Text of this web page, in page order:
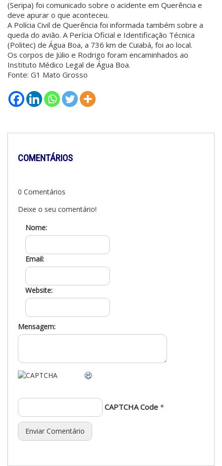
(Seripa) foi comunicado sobre o acidente em Querência e
deve apurar o que aconteceu.
A Polícia Civil de Querência foi informada também sobre a
queda do avião. A Perícia Oficial e Identificação Técnica
(Politec) de Água Boa, a 736 km de Cuiabá, foi ao local.
Os corpos de Júlio e Rodrigo foram encaminhados ao
Instituto Médico Legal de Água Boa.
Fonte: G1 Mato Grosso
COMENTÁRIOS
0 Comentários
Deixe o seu comentário!
Nome:
Email:
Website:
Mensagem:
CAPTCHA Code *